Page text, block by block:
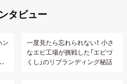
タビュー
ン
一度見たら忘れられない！ 小さ
なエビ工場が挑戦した「エビづ
くし」のリブランディング秘話